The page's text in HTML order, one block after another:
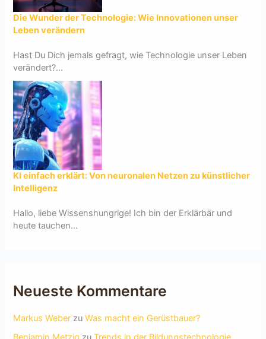
Die Wunder der Technologie: Wie Innovationen unser
Leben verändern
Hast Du Dich jemals gefragt, wie Technologie unser Leben
verändert?...
KI einfach erklärt: Von neuronalen Netzen zu künstlicher
Intelligenz
Hallo, liebe Wissenshungrige! Ich bin der Erklärbär und
heute tauchen...
Neueste Kommentare
Markus Weber zuWas macht ein Gerüstbauer?